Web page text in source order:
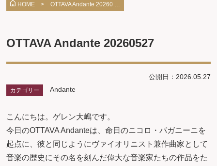
HOME > OTTAVA Andante 20260 …
OTTAVA Andante 20260527
公開日：2026.05.27
カテゴリー Andante
こんにちは。ゲレン大嶋です。
今日のOTTAVA Andanteは、命日のニコロ・パガニーニを
起点に、彼と同じようにヴァイオリニスト兼作曲家として
音楽の歴史にその名を刻んだ偉大な音楽家たちの作品をた